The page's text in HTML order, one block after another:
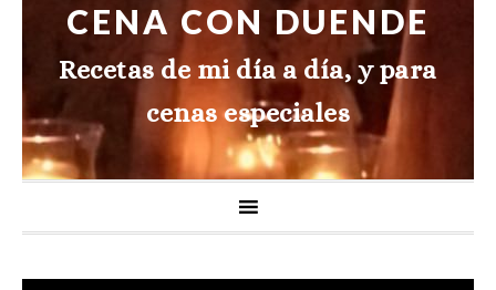
CENA CON DUENDE
Recetas de mi día a día, y para
cenas especiales